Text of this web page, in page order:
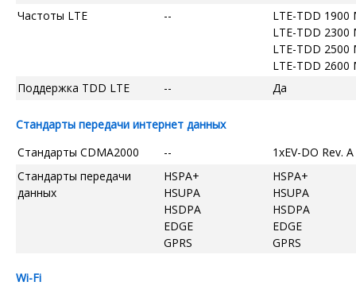
Частоты LTE
--
LTE-TDD 1900
LTE-TDD 2300
LTE-TDD 2500
LTE-TDD 2600
Поддержка TDD LTE
-- Да
Стандарты передачи интернет данных
Стандарты CDMA2000
--
1xEV-DO Rev. A
Стандарты передачи
данных
HSPA+
HSUPA
HSDPA
EDGE
GPRS
HSPA+
HSUPA
HSDPA
EDGE
GPRS
Wi-Fi